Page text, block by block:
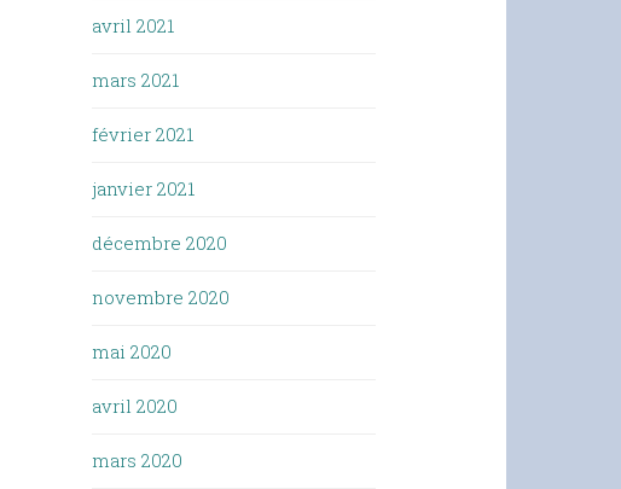
avril 2021
mars 2021
février 2021
janvier 2021
décembre 2020
novembre 2020
mai 2020
avril 2020
mars 2020